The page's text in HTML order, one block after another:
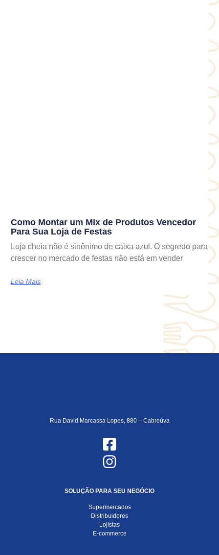
Como Montar um Mix de Produtos Vencedor
Para Sua Loja de Festas
Loja cheia não é sinônimo de caixa azul. O segredo para
crescer no mercado de festas não está em vender
Leia Mais
Rua David Marcassa Lopes, 880 – Cabreúva
SOLUÇÃO PARA SEU NEGÓCIO
Supermercados
Distribuidores
Lojistas
E-commerce